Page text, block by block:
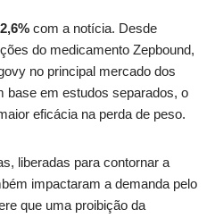
2,6% com a notícia. Desde
do medicamento Zepbound,
no principal mercado dos
base em estudos separados, o
eficácia na perda de peso.
liberadas para contornar a
impactaram a demanda pelo
que uma proibição da